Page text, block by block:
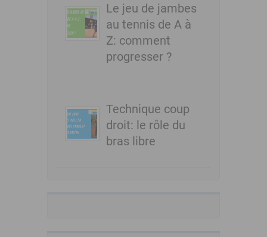
Le jeu de jambes
au tennis de A à
Z: comment
progresser ?
Technique coup
droit: le rôle du
bras libre